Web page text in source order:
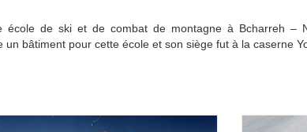
école de ski et de combat de montagne à Bcharreh –
bâtiment pour cette école et son siège fut à la caserne